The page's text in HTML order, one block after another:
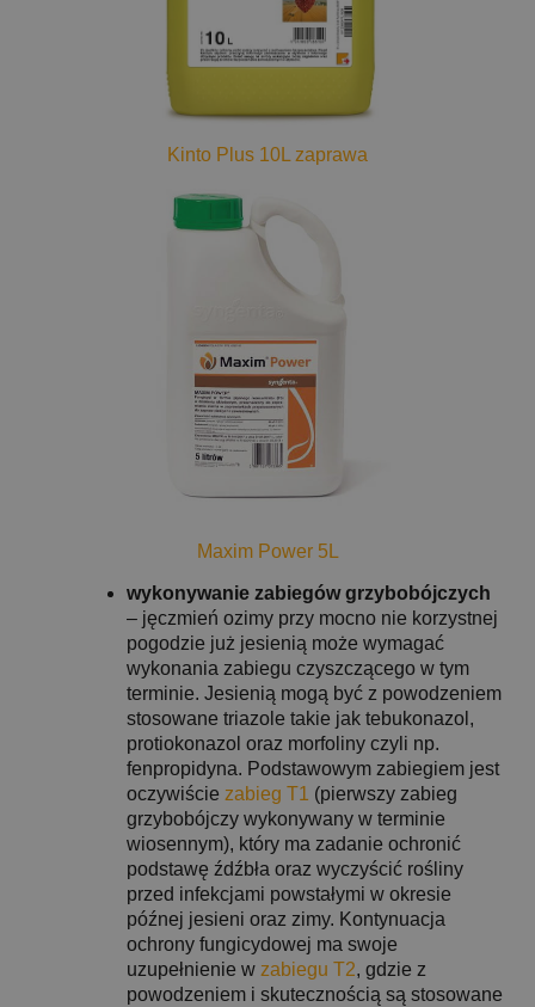
Kinto Plus 10L zaprawa
Maxim Power 5L
wykonywanie zabiegów grzybobójczych
– jęczmień ozimy przy mocno nie korzystnej
pogodzie już jesienią może wymagać
wykonania zabiegu czyszczącego w tym
terminie. Jesienią mogą być z powodzeniem
stosowane triazole takie jak tebukonazol,
protiokonazol oraz morfoliny czyli np.
fenpropidyna. Podstawowym zabiegiem jest
oczywiście zabieg T1 (pierwszy zabieg
grzybobójczy wykonywany w terminie
wiosennym), który ma zadanie ochronić
podstawę źdźbła oraz wyczyścić rośliny
przed infekcjami powstałymi w okresie
późnej jesieni oraz zimy. Kontynuacja
ochrony fungicydowej ma swoje
uzupełnienie w zabiegu T2, gdzie z
powodzeniem i skutecznością są stosowane